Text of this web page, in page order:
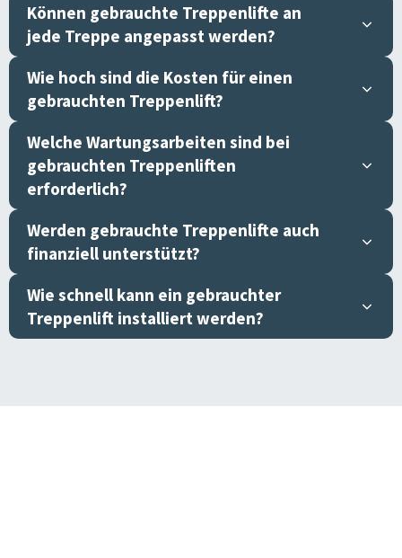
Können gebrauchte Treppenlifte an
jede Treppe angepasst werden?
Wie hoch sind die Kosten für einen
gebrauchten Treppenlift?
Welche Wartungsarbeiten sind bei
gebrauchten Treppenliften
erforderlich?
Werden gebrauchte Treppenlifte auch
finanziell unterstützt?
Wie schnell kann ein gebrauchter
Treppenlift installiert werden?